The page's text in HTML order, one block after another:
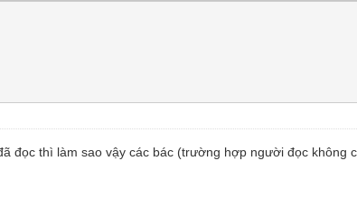
đọc thì làm sao vậy các bác (trường hợp người đọc không